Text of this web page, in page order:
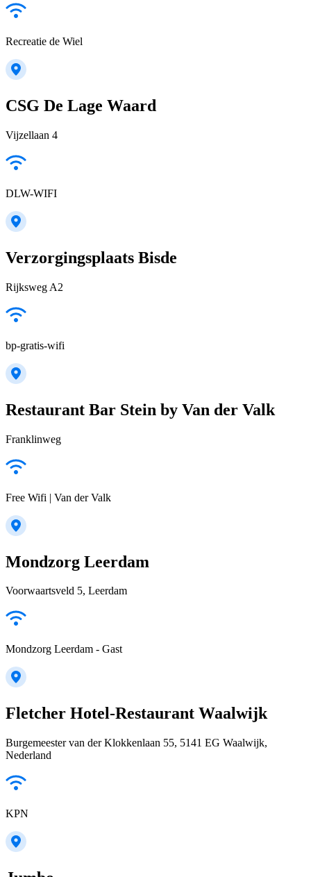
Recreatie de Wiel
CSG De Lage Waard
Vijzellaan 4
DLW-WIFI
Verzorgingsplaats Bisde
Rijksweg A2
bp-gratis-wifi
Restaurant Bar Stein by Van der Valk
Franklinweg
Free Wifi | Van der Valk
Mondzorg Leerdam
Voorwaartsveld 5, Leerdam
Mondzorg Leerdam - Gast
Fletcher Hotel-Restaurant Waalwijk
Burgemeester van der Klokkenlaan 55, 5141 EG Waalwijk,
Nederland
KPN